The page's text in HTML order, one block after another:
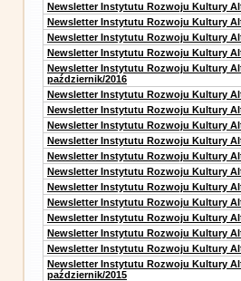
Newsletter Instytutu Rozwoju Kultury
Newsletter Instytutu Rozwoju Kultury
Newsletter Instytutu Rozwoju Kultury
Newsletter Instytutu Rozwoju Kultury
Newsletter Instytutu Rozwoju Kultury
październik/2016
Newsletter Instytutu Rozwoju Kultury
Newsletter Instytutu Rozwoju Kultury
Newsletter Instytutu Rozwoju Kultury
Newsletter Instytutu Rozwoju Kultury
Newsletter Instytutu Rozwoju Kultury
Newsletter Instytutu Rozwoju Kultury
Newsletter Instytutu Rozwoju Kultury
Newsletter Instytutu Rozwoju Kultury
Newsletter Instytutu Rozwoju Kultury
Newsletter Instytutu Rozwoju Kultury
Newsletter Instytutu Rozwoju Kultury
Newsletter Instytutu Rozwoju Kultury
październik/2015